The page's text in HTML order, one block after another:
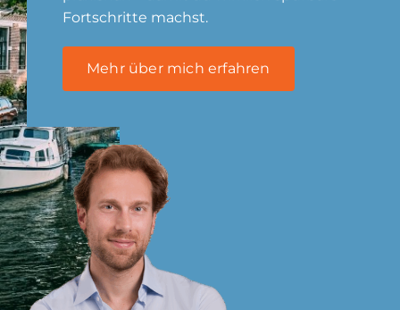
Fortschritte machst.
Mehr über mich erfahren